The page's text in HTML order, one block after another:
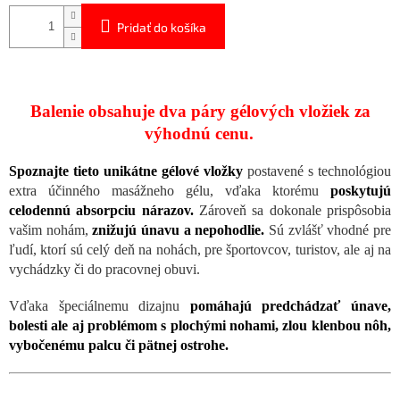
Pridať do košíka
Balenie obsahuje dva páry gélových vložiek za
výhodnú cenu.
Spoznajte tieto unikátne gélové vložky postavené s technológiou
extra účinného masážneho gélu, vďaka ktorému poskytujú
celodennú absorpciu nárazov. Zároveň sa dokonale prispôsobia
vašim nohám,znižujú únavu a nepohodlie. Sú zvlášť vhodné pre
ľudí, ktorí sú celý deň na nohách, pre športovcov, turistov, ale aj na
vychádzky či do pracovnej obuvi.
Vďaka špeciálnemu dizajnu pomáhajú predchádzať únave,
bolesti ale aj problémom s plochými nohami, zlou klenbou nôh,
vybočenému palcu či pätnej ostrohe.